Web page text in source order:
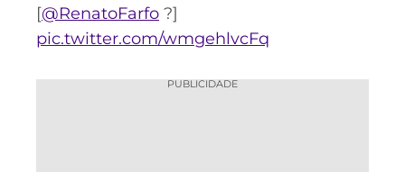
[@RenatoFarfo ?]
pic.twitter.com/wmgehlvcFq
PUBLICIDADE